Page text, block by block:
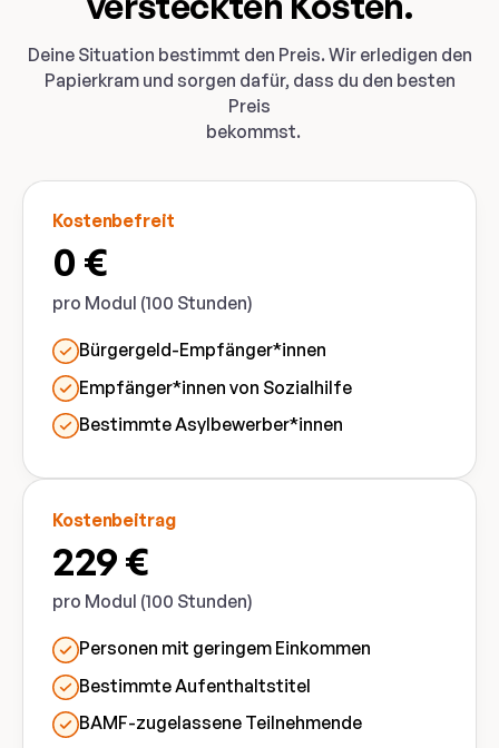
Deine Situation bestimmt den Preis. Wir erledigen den
Papierkram und sorgen dafür, dass du den besten
Preis
bekommst.
Kostenbefreit
0 €
pro Modul (100 Stunden)
Bürgergeld-Empfänger*innen
Empfänger*innen von Sozialhilfe
Bestimmte Asylbewerber*innen
Kostenbeitrag
229 €
pro Modul (100 Stunden)
Personen mit geringem Einkommen
Bestimmte Aufenthaltstitel
BAMF-zugelassene Teilnehmende